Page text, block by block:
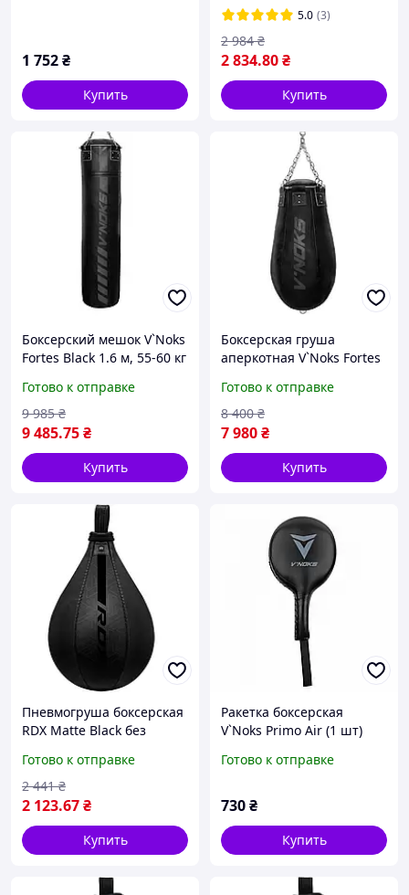
1 752₴
Купить
5.0 (3)
2 834.80₴
2 984 ₴
Купить
Боксерский мешок V`Noks
Fortes Black 1.6 м, 55-60 кг
Готово к отправке
9 485.75₴
9 985 ₴
Купить
Боксерская груша
аперкотная V`Noks Fortes
Готово к отправке
7 980₴
8 400 ₴
Купить
Пневмогруша боксерская
RDX Matte Black без
Готово к отправке
2 123.67₴
2 441 ₴
Купить
Ракетка боксерская
V`Noks Primo Air (1 шт)
Готово к отправке
730₴
Купить